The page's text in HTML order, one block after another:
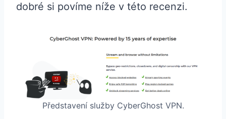
dobré si povíme níže v této recenzi.
Představení služby CyberGhost VPN.